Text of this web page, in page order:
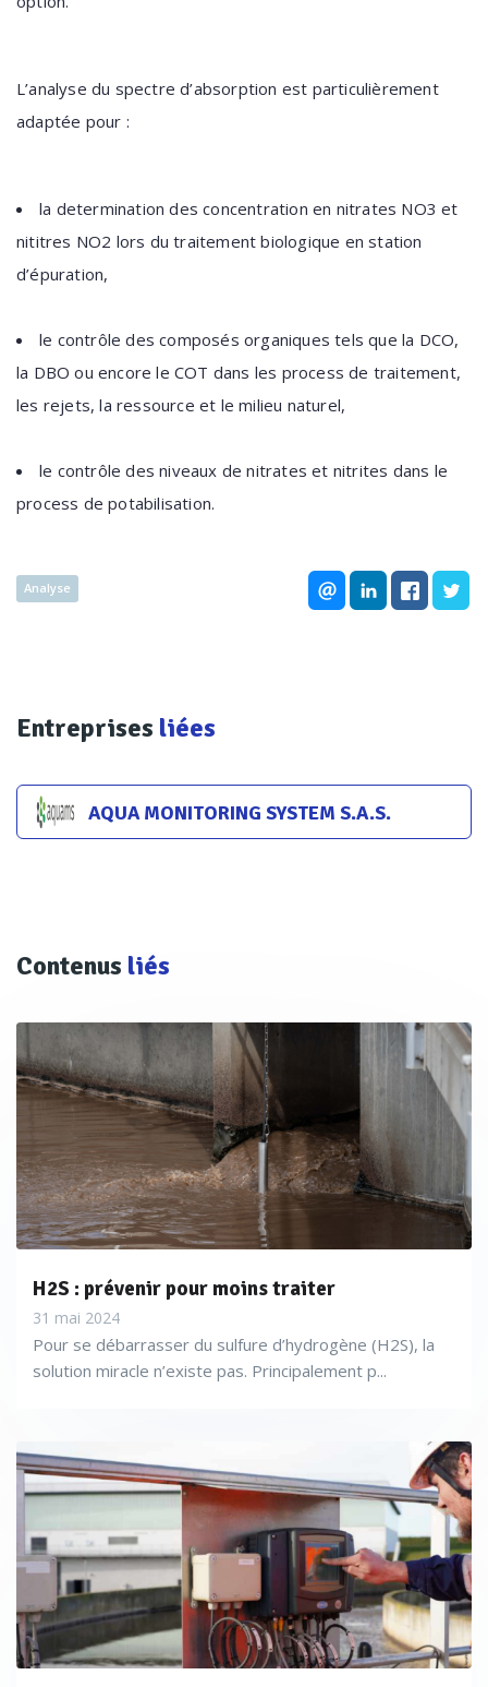
L’analyse du spectre d’absorption est particulièrement
adaptée pour :
la determination des concentration en nitrates NO3 et
nititres NO2 lors du traitement biologique en station
d’épuration,
le contrôle des composés organiques tels que la DCO,
la DBO ou encore le COT dans les process de traitement,
les rejets, la ressource et le milieu naturel,
le contrôle des niveaux de nitrates et nitrites dans le
process de potabilisation.
Analyse
Entreprises liées
AQUA MONITORING SYSTEM S.A.S.
Contenus liés
H2S : prévenir pour moins traiter
31 mai 2024
Pour se débarrasser du sulfure d’hydrogène (H2S), la
solution miracle n’existe pas. Principalement p...